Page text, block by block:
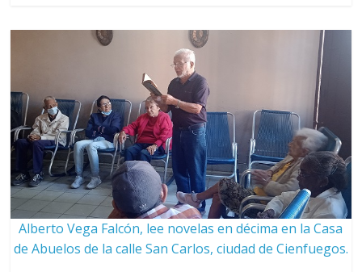
Alberto Vega Falcón, lee novelas en décima en la Casa
de Abuelos de la calle San Carlos, ciudad de Cienfuegos.